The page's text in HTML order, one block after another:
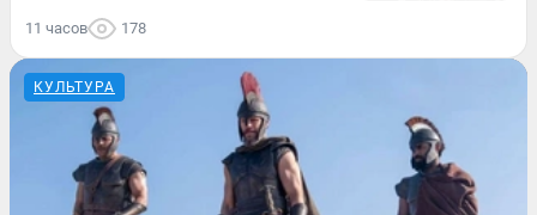
11 часов 178
КУЛЬТУРА